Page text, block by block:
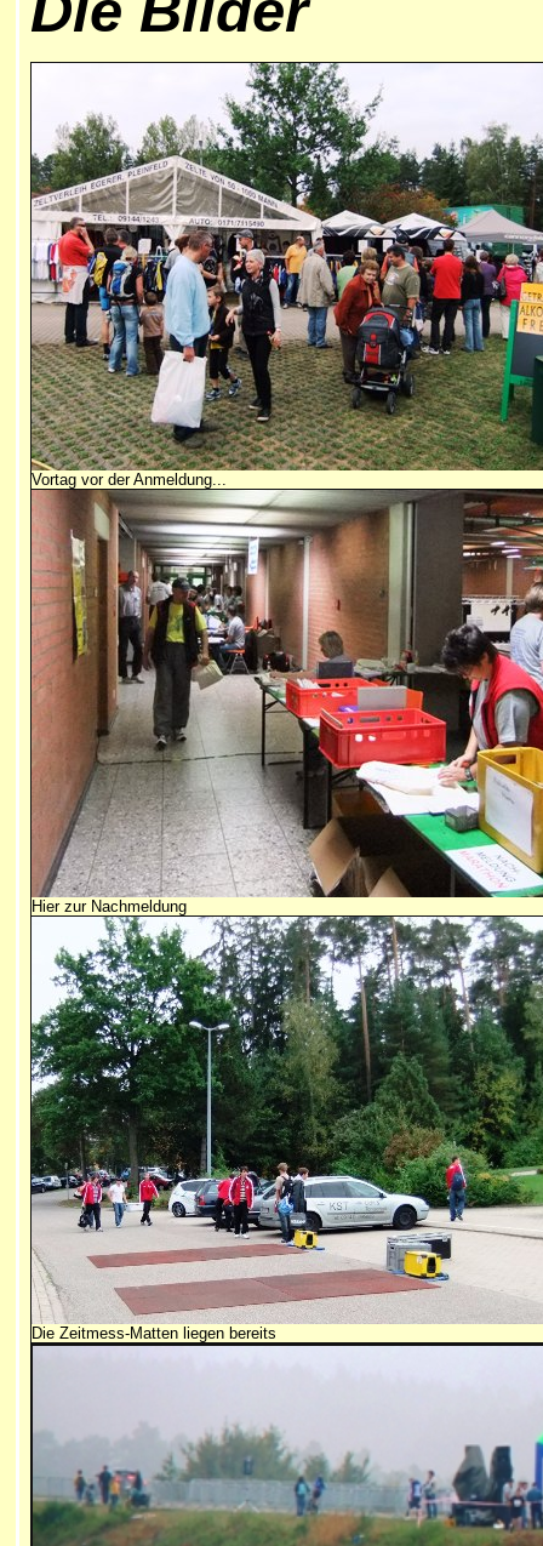
Vortag vor der Anmeldung...
Hier zur Nachmeldung
Die Zeitmess-Matten liegen bereits